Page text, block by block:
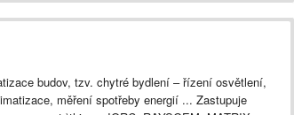
budov, tzv. chytré bydlení – řízení osvětlení,
měření spotřeby energií ... Zastupuje